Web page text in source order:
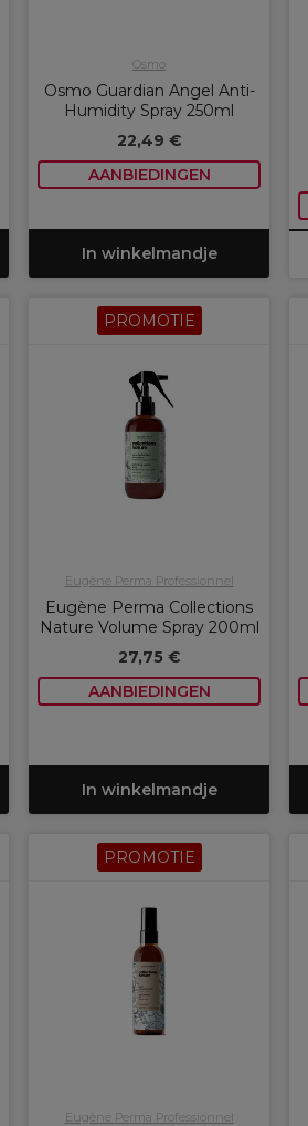
Osmo
Osmo Guardian Angel Anti-
Humidity Spray 250ml
22,49 €
AANBIEDINGEN
In winkelmandje
PROMOTIE
Eugène Perma Professionnel
Eugène Perma Collections
Nature Volume Spray 200ml
27,75 €
AANBIEDINGEN
In winkelmandje
PROMOTIE
Eugène Perma Professionnel